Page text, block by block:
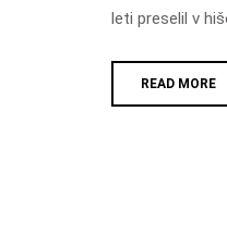
leti preselil v
READ MORE